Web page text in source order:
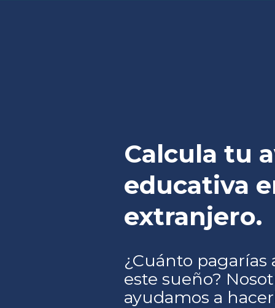
Calcula tu
educativa
extranjero.
¿Cuánto pagarías
este sueño?
ayudamos a